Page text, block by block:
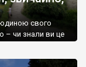
свого
– чи знали ви це